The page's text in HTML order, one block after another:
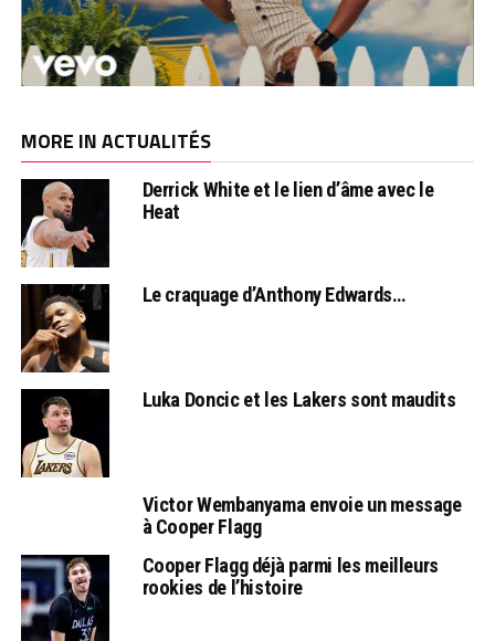
MORE IN ACTUALITÉS
Derrick White et le lien d’âme avec le
Heat
Le craquage d’Anthony Edwards…
Luka Doncic et les Lakers sont maudits
Victor Wembanyama envoie un message
à Cooper Flagg
Cooper Flagg déjà parmi les meilleurs
rookies de l’histoire